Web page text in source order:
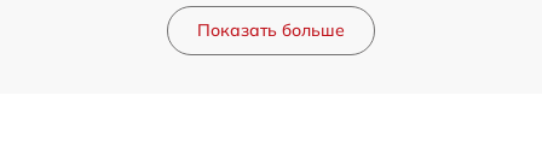
Показать больше